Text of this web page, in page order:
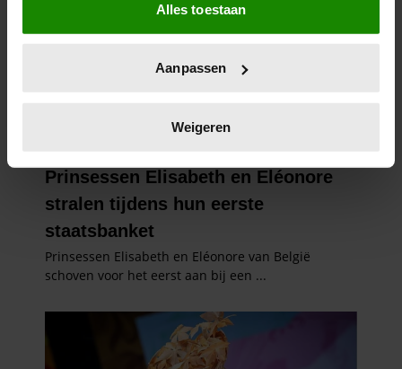
Informatie verzamelen over uw geografische
locatie, die tot een paar meter nauwkeurig kan zijn
scannen op specifieke eigenschappen (fingerprinting)
verwerkt en stel uw voorkeuren in het
intrekken in de Cookieverklaring.
We gebruiken cookies om content en advertenties te
personaliseren, om functies voor social media te bieden
en om ons websiteverkeer te analyseren. Ook delen we
informatie over uw gebruik van onze site met onze
partners kunnen deze gegevens combineren met andere
informatie die u aan ze heeft verstrekt of die ze hebben
verzameld op basis van uw gebruik van hun services. U
Alles toestaan
Aanpassen
Weigeren